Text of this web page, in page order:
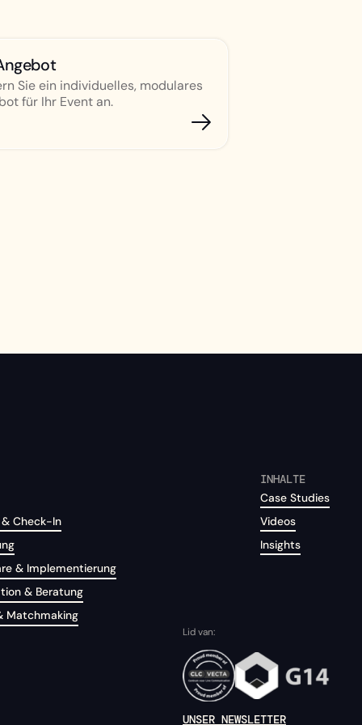
Sie ein individuelles, modulares
für Ihr Event an.
Check-In
& Implementierung
& Beratung
Matchmaking
INHALTE
Case Studies
Videos
Insights
Lid van:
UNSER NEWSLETTER